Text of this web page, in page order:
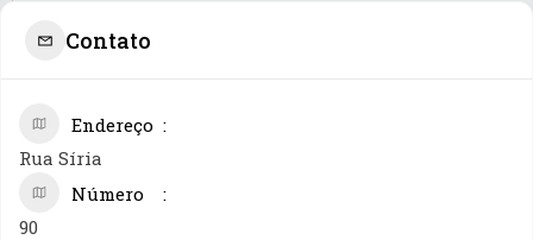
Contato
Endereço
Rua Síria
Número
90